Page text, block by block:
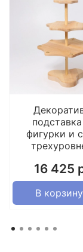
фигурки и
16 425
В корзину